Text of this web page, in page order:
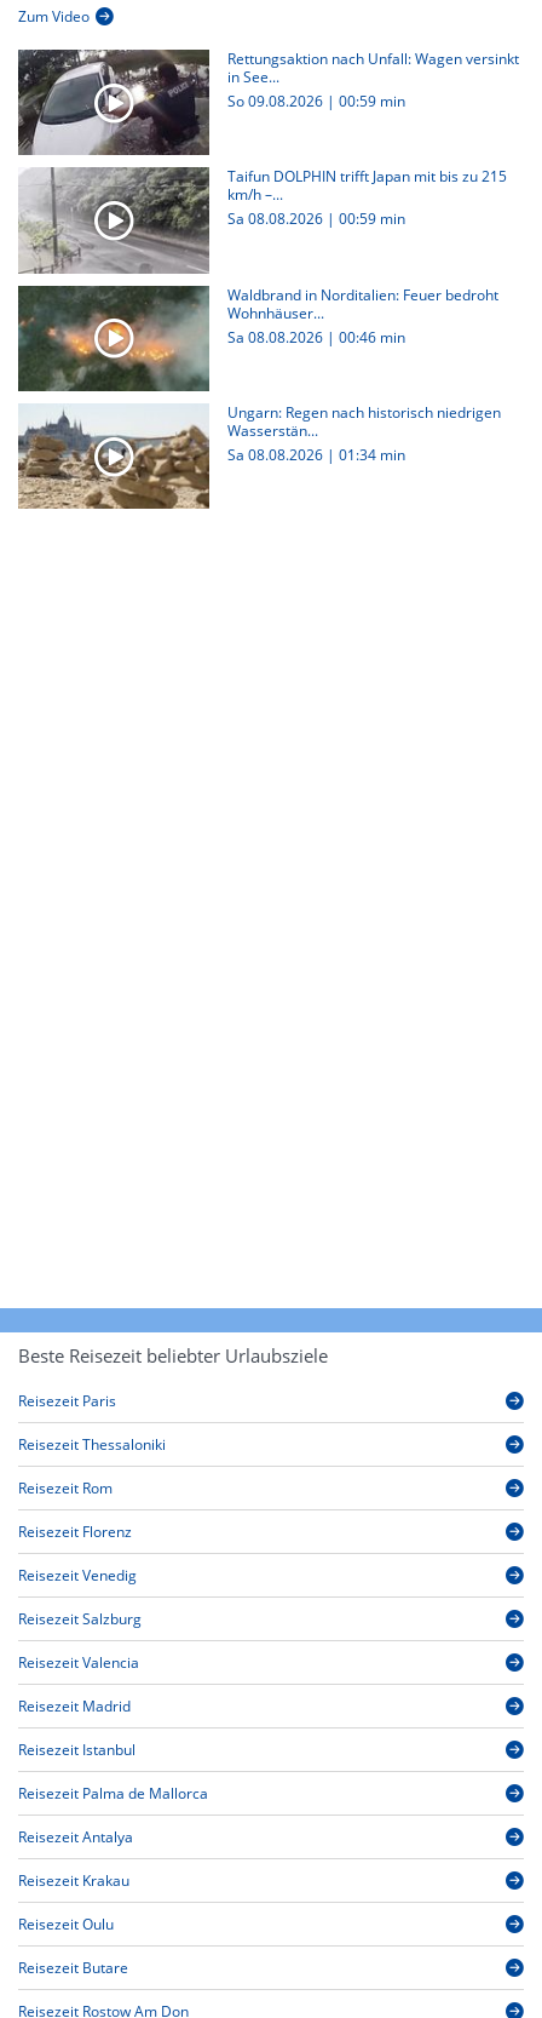
Zum Video
Rettungsaktion nach Unfall: Wagen versinkt
in See...
So 09.08.2026 | 00:59 min
Taifun DOLPHIN trifft Japan mit bis zu 215
km/h –...
Sa 08.08.2026 | 00:59 min
Waldbrand in Norditalien: Feuer bedroht
Wohnhäuser...
Sa 08.08.2026 | 00:46 min
Ungarn: Regen nach historisch niedrigen
Wasserstän...
Sa 08.08.2026 | 01:34 min
Beste Reisezeit beliebter Urlaubsziele
Reisezeit Paris
Reisezeit Thessaloniki
Reisezeit Rom
Reisezeit Florenz
Reisezeit Venedig
Reisezeit Salzburg
Reisezeit Valencia
Reisezeit Madrid
Reisezeit Istanbul
Reisezeit Palma de Mallorca
Reisezeit Antalya
Reisezeit Krakau
Reisezeit Oulu
Reisezeit Butare
Reisezeit Rostow Am Don